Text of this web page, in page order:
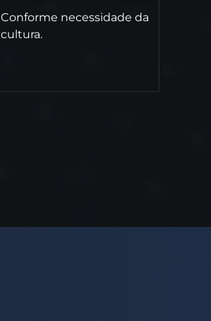
Conforme necessidade da
cultura.